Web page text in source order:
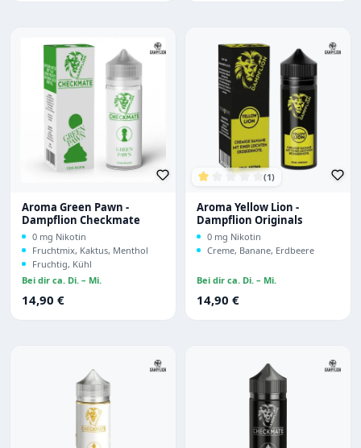
Aroma Green Pawn -
Dampflion Checkmate
0 mg Nikotin
Fruchtmix, Kaktus, Menthol
Fruchtig, Kühl
Bei dir ca. Di. – Mi.
Regulärer Preis:
14,90 €
(1)
Aroma Yellow Lion -
Dampflion Originals
0 mg Nikotin
Creme, Banane, Erdbeere
Bei dir ca. Di. – Mi.
Regulärer Preis:
14,90 €